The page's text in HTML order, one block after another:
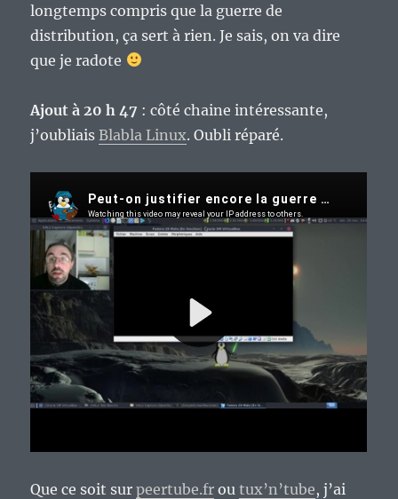
longtemps compris que la guerre de
distribution, ça sert à rien. Je sais, on va dire
que je radote
Ajout à 20 h 47 : côté chaine intéressante,
j’oubliaisBlabla Linux. Oubli réparé.
Que ce soit surpeertube.fr outux’n’tube, j’ai